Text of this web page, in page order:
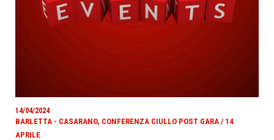
14/04/2024
BARLETTA - CASARANO, CONFERENZA CIULLO POST GARA / 14
APRILE